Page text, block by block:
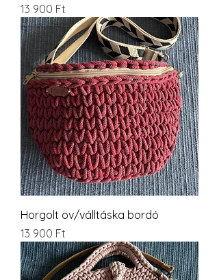
Ár
13 900 Ft
Horgolt öv/válltáska bordó
Ár
13 900 Ft